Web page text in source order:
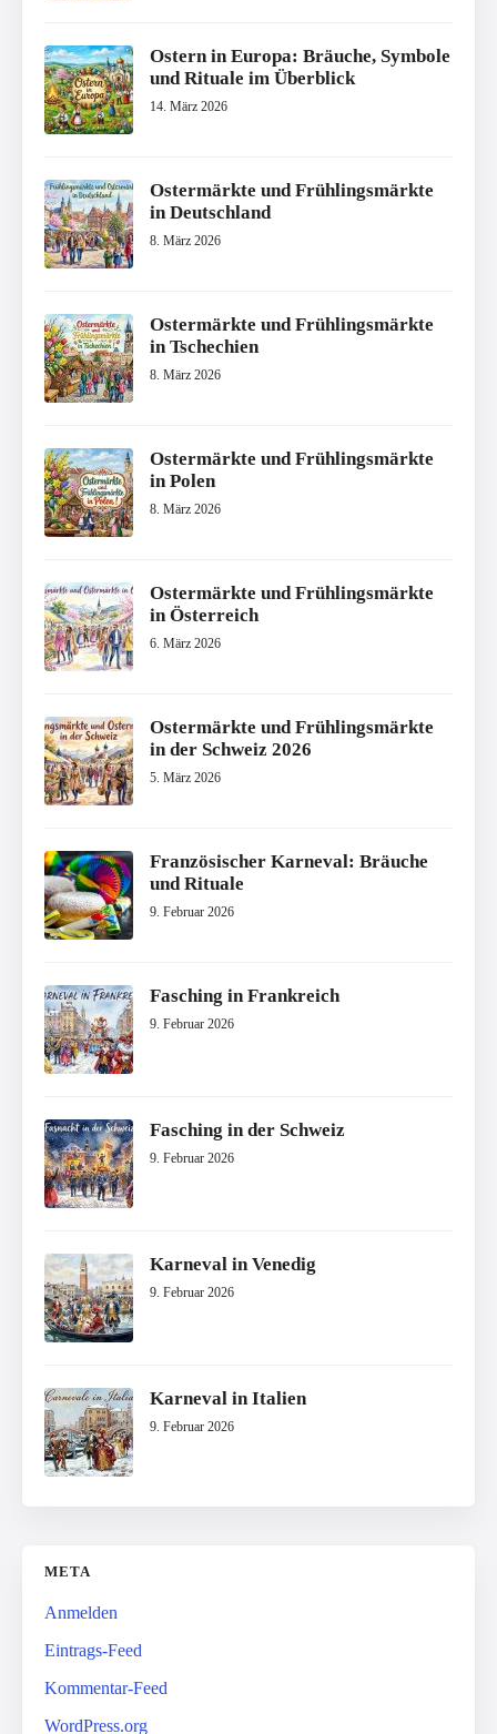
Ostern in Europa: Bräuche, Symbole
und Rituale im Überblick
14. März 2026
Ostermärkte und Frühlingsmärkte
in Deutschland
8. März 2026
Ostermärkte und Frühlingsmärkte
in Tschechien
8. März 2026
Ostermärkte und Frühlingsmärkte
in Polen
8. März 2026
Ostermärkte und Frühlingsmärkte
in Österreich
6. März 2026
Ostermärkte und Frühlingsmärkte
in der Schweiz 2026
5. März 2026
Französischer Karneval: Bräuche
und Rituale
9. Februar 2026
Fasching in Frankreich
9. Februar 2026
Fasching in der Schweiz
9. Februar 2026
Karneval in Venedig
9. Februar 2026
Karneval in Italien
9. Februar 2026
META
Anmelden
Eintrags-Feed
Kommentar-Feed
WordPress.org